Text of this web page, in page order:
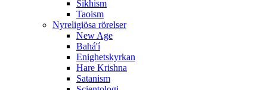
Sikhism
Taoism
Nyreligiösa rörelser
New Age
Bahá'í
Enighetskyrkan
Hare Krishna
Satanism